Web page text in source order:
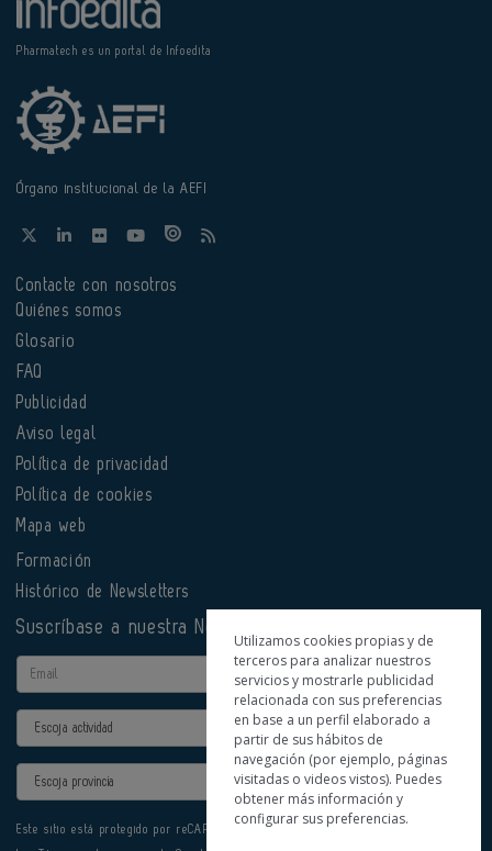
Pharmatech es un portal de Infoedita
Órgano institucional de la AEFI
Contacte con nosotros
Quiénes somos
Glosario
FAQ
Publicidad
Aviso legal
Política de privacidad
Política de cookies
Mapa web
Formación
Histórico de Newsletters
Suscríbase a nuestra Newsletter
Email
Actividad
Provincia
Este sitio está protegido por reCAPTCHA y se aplican la
Utilizamos cookies propias y de
terceros para analizar nuestros
servicios y mostrarle publicidad
relacionada con sus preferencias
en base a un perfil elaborado a
partir de sus hábitos de
navegación (por ejemplo, páginas
visitadas o videos vistos). Puedes
obtener más información y
configurar sus preferencias.